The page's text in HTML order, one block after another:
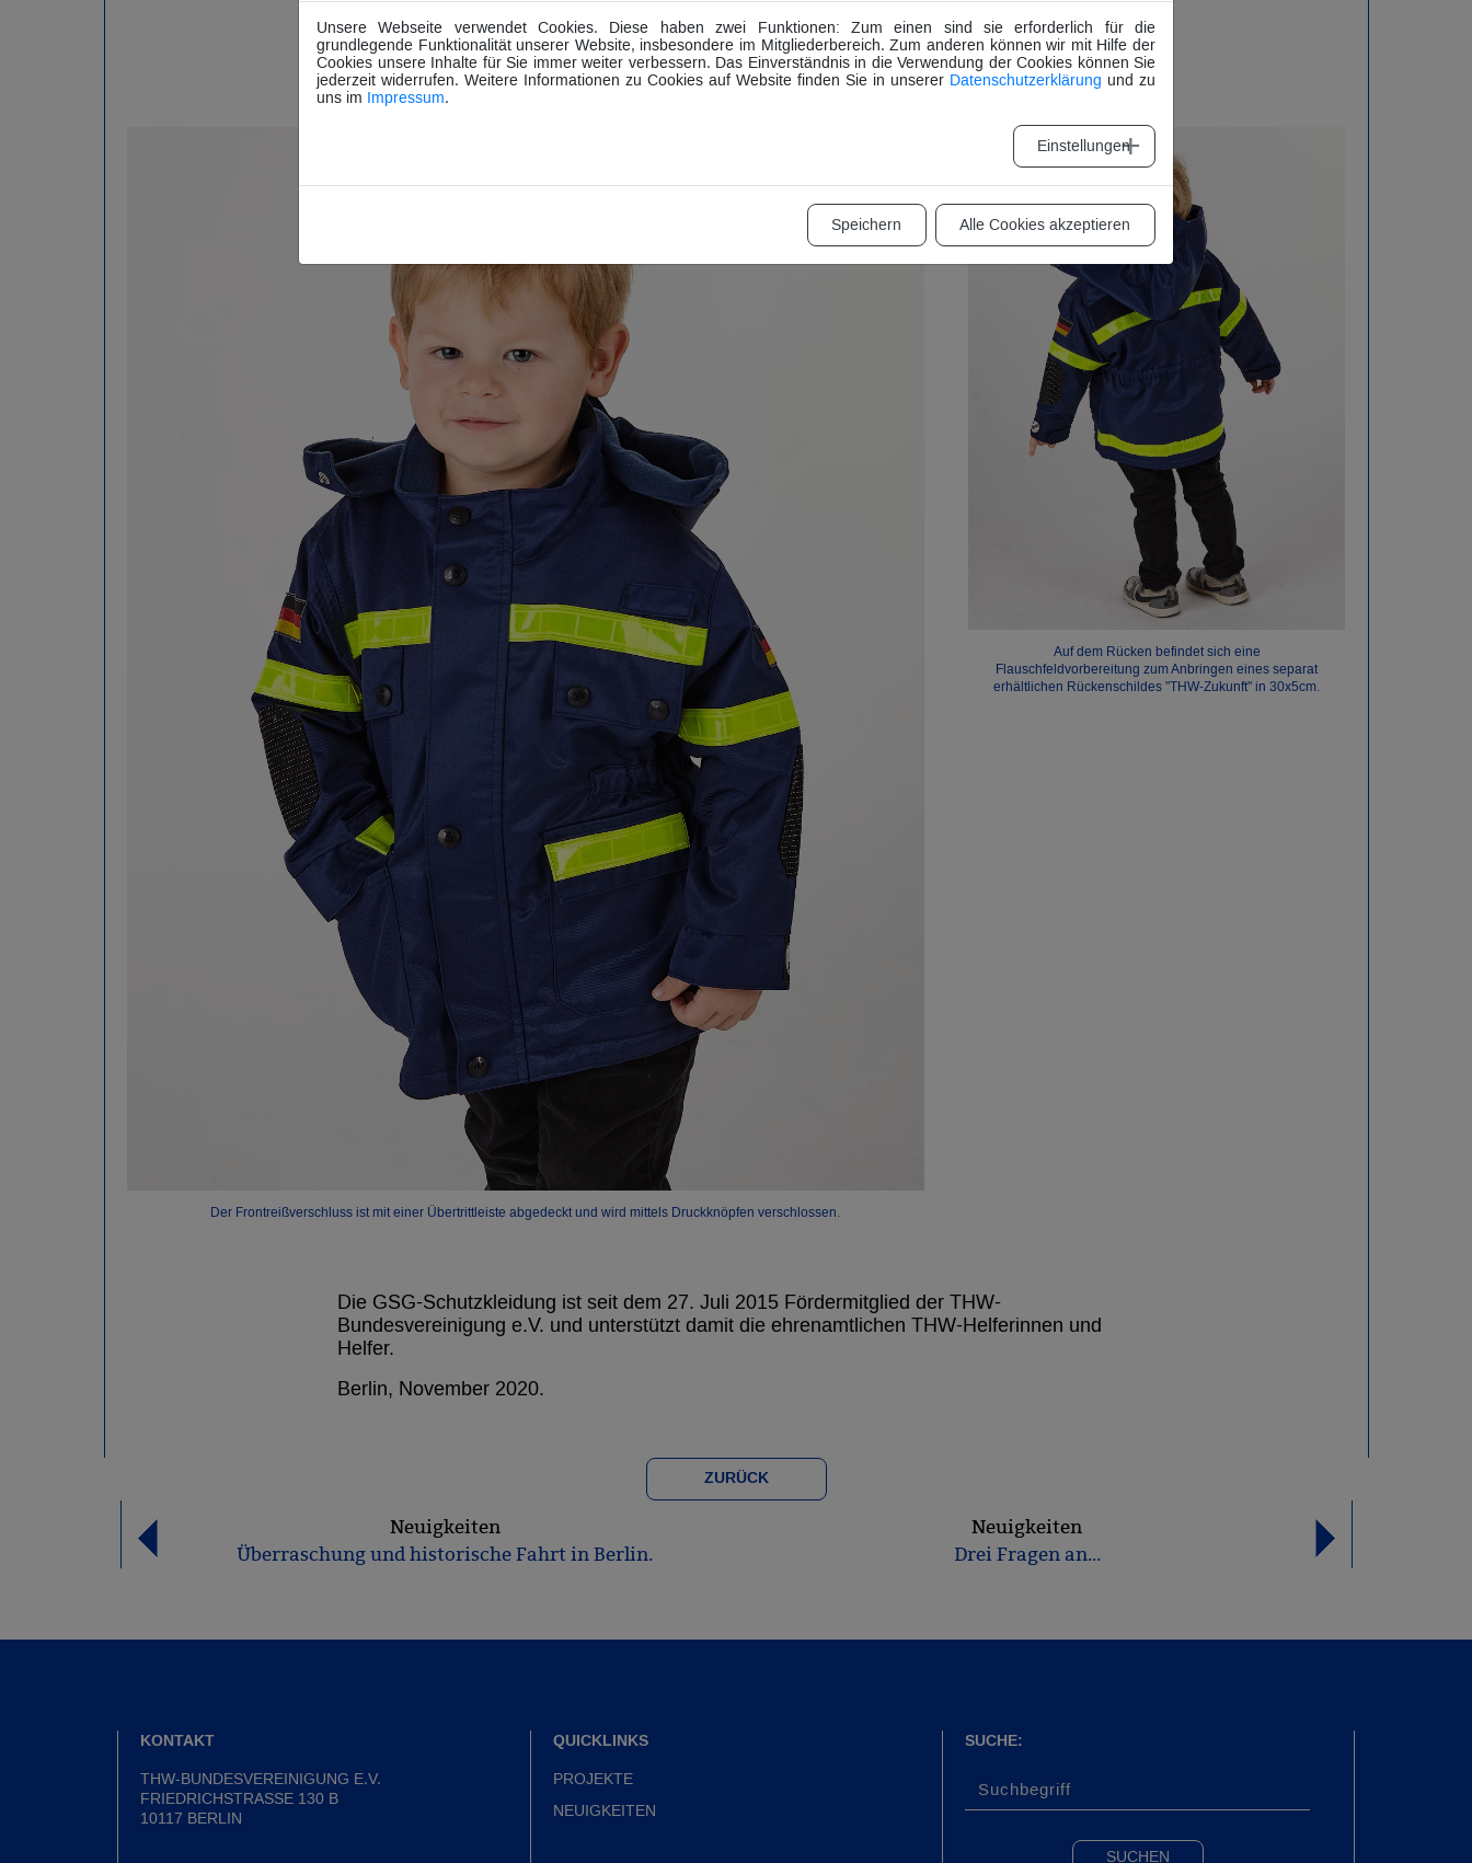
Außerdem wird auch an die jüngsten Helferinnen und Helfer gedacht. Für die
THW-Jugend
hat GSG eine THW-Kinderjacke entwickelt. Die orientiert sich an der aktuellen Einsatzjacke
des THW und ist imGSG-Onlineshopab Größe 92 bis 134 erhältlich. Separat gibt es noch
das passende Rückschild „THW-Zukunft“.
Der Frontreißverschluss ist mit einer Übertrittleiste abgedeckt und wird mittels Druckknöpfen verschlossen.
Auf dem Rücken befindet sich eine
Flauschfeldvorbereitung zum Anbringen eines separat
erhältlichen Rückenschildes "THW-Zukunft" in 30x5cm.
Die GSG-Schutzkleidung ist seit dem 27. Juli 2015 Fördermitglied der THW-
Bundesvereinigung e.V. und unterstützt damit die ehrenamtlichen THW-Helferinnen und
Helfer.
Berlin, November 2020.
ZURÜCK
Neuigkeiten
Überraschung und historische Fahrt in Berlin.
Neuigkeiten
Drei Fragen an...
KONTAKT
THW-BUNDESVEREINIGUNG E.V.
FRIEDRICHSTRASSE 130 B
10117 BERLIN
QUICKLINKS
PROJEKTE
NEUIGKEITEN
SUCHE:
Unsere Webseite verwendet Cookies. Diese haben zwei Funktionen: Zum einen sind sie erforderlich für die
grundlegende Funktionalität unserer Website, insbesondere im Mitgliederbereich. Zum anderen können wir mit Hilfe der
Cookies unsere Inhalte für Sie immer weiter verbessern. Das Einverständnis in die Verwendung der Cookies können Sie
jederzeit widerrufen. Weitere Informationen zu Cookies auf Website finden Sie in unserer Datenschutzerklärung und zu
uns im Impressum.
Einstellungen
Speichern Alle Cookies akzeptieren